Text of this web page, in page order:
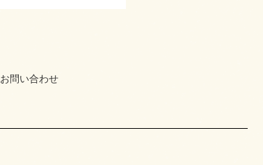
お問い合わせ